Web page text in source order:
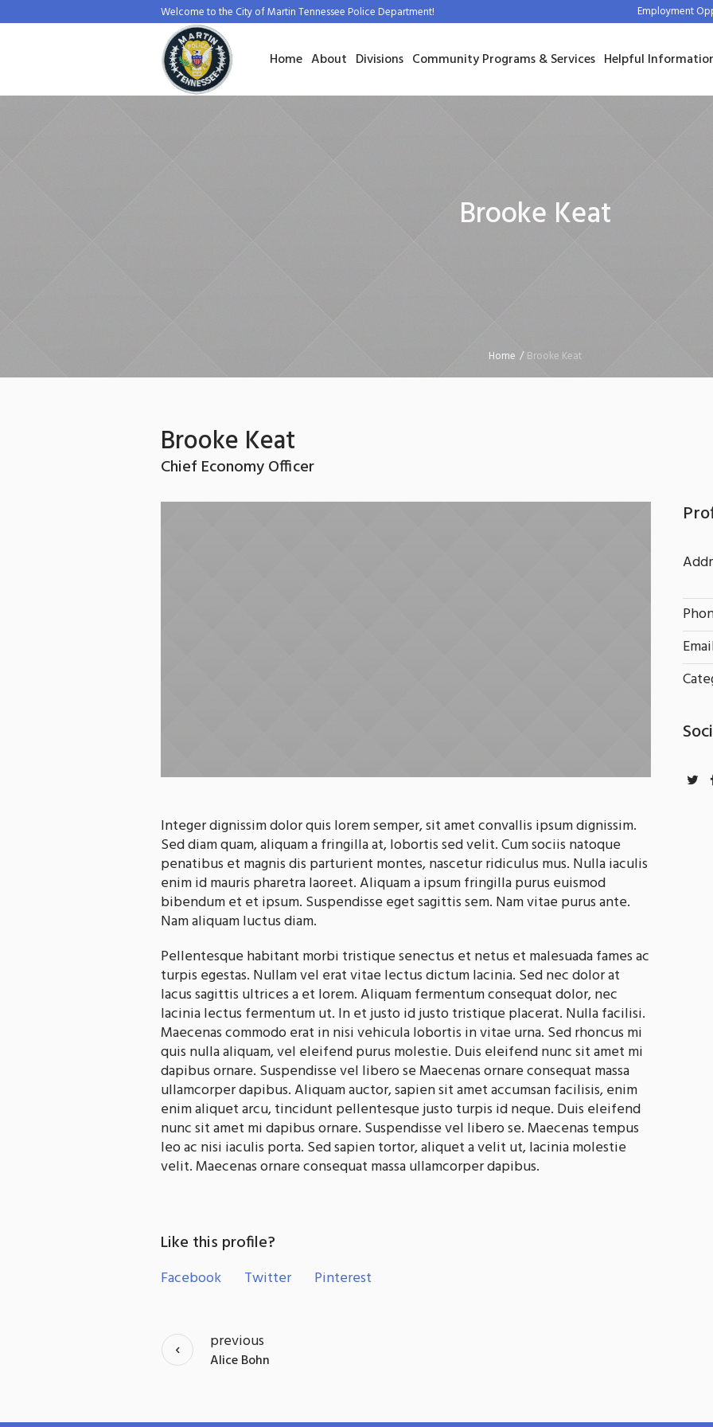
Employment
Welcome to the City of Martin Tennessee Police Department!
Home About Divisions Community Programs & Services Helpful
Brooke Keat
Home /Brooke Keat
Brooke Keat
Chief Economy Officer
Integer dignissim dolor quis lorem semper, sit amet convallis ipsum dignissim.
Sed diam quam, aliquam a fringilla at, lobortis sed velit. Cum sociis natoque
penatibus et magnis dis parturient montes, nascetur ridiculus mus. Nulla iaculis
enim id mauris pharetra laoreet. Aliquam a ipsum fringilla purus euismod
bibendum et et ipsum. Suspendisse eget sagittis sem. Nam vitae purus ante.
Nam aliquam luctus diam.
Pellentesque habitant morbi tristique senectus et netus et malesuada fames ac
turpis egestas. Nullam vel erat vitae lectus dictum lacinia. Sed nec dolor at
lacus sagittis ultrices a et lorem. Aliquam fermentum consequat dolor, nec
lacinia lectus fermentum ut. In et justo id justo tristique placerat. Nulla facilisi.
Maecenas commodo erat in nisi vehicula lobortis in vitae urna. Sed rhoncus mi
quis nulla aliquam, vel eleifend purus molestie. Duis eleifend nunc sit amet mi
dapibus ornare. Suspendisse vel libero se Maecenas ornare consequat massa
ullamcorper dapibus. Aliquam auctor, sapien sit amet accumsan facilisis, enim
enim aliquet arcu, tincidunt pellentesque justo turpis id neque. Duis eleifend
nunc sit amet mi dapibus ornare. Suspendisse vel libero se. Maecenas tempus
leo ac nisi iaculis porta. Sed sapien tortor, aliquet a velit ut, lacinia molestie
velit. Maecenas ornare consequat massa ullamcorper dapibus.
Like this profile?
Facebook Twitter Pinterest
Alice Bohn
previous